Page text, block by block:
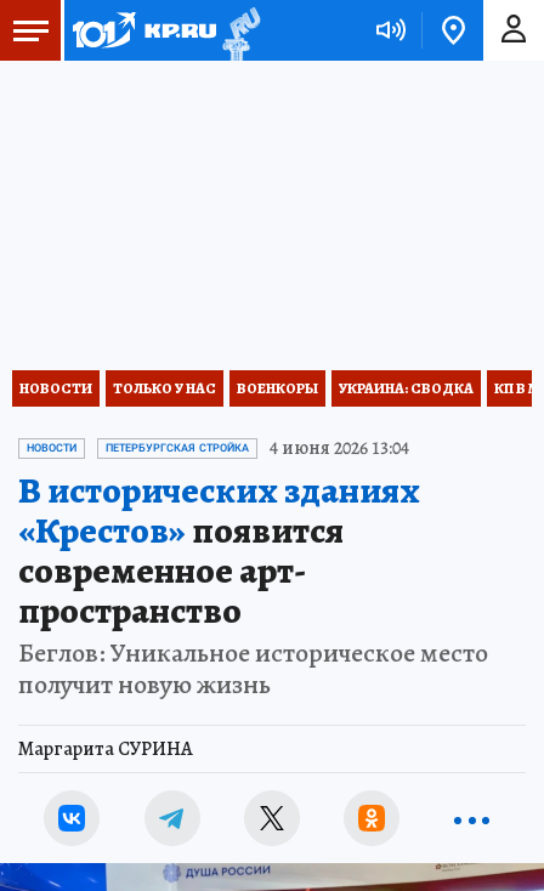
НОВОСТИ ТОЛЬКО У НАС ВОЕНКОРЫ УКРАИНА: СВОДКА КП В
НОВОСТИ ПЕТЕРБУРГСКАЯ СТРОЙКА 4 июня 2026 13:04
В исторических зданиях
«Крестов»появится
современное арт-
пространство
Беглов: Уникальное историческое место
получит новую жизнь
Маргарита СУРИНА